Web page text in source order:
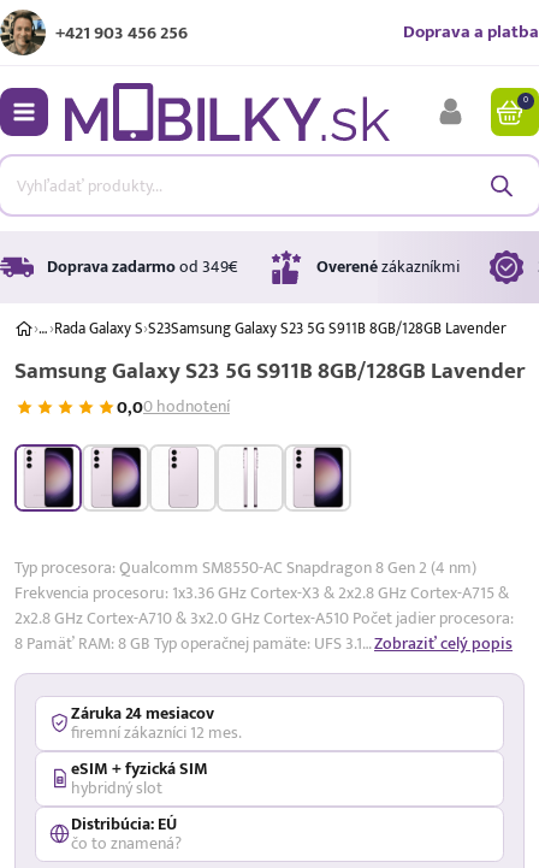
+421 903 456 256 Doprava a platba
0
Doprava zadarmood 349€ Overenézákazníkmi
›…›Rada Galaxy S›S23Samsung Galaxy S23 5G S911B 8GB/128GB Lavender
Samsung Galaxy S23 5G S911B 8GB/128GB Lavender
0,00 hodnotení
A A ↑
G
Úrok
17,99 %
Typ procesora: Qualcomm SM8550-AC Snapdragon 8 Gen 2 (4 nm)
Frekvencia procesoru: 1x3.36 GHz Cortex-X3 & 2x2.8 GHz Cortex-A715 &
2x2.8 GHz Cortex-A710 & 3x2.0 GHz Cortex-A510 Počet jadier procesora:
8 Pamäť RAM: 8 GB Typ operačnej pamäte: UFS 3.1…Zobraziť celý popis
Záruka 24 mesiacov
firemní zákazníci 12 mes.
eSIM + fyzická SIM
hybridný slot
Distribúcia: EÚ
čo to znamená?